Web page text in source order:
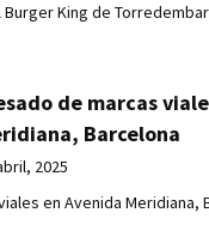
Burger King de
de marcas
Barcelona
2025
en Avenida Meridiana,